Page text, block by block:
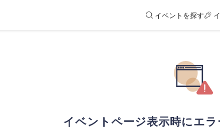
イベントを探す
イベントページ表示時にエラ